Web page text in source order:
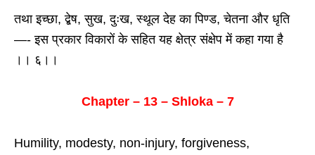
तथा इच्छा, द्बेष, सुख, दुःख, स्थूल देह का पिण्ड, चेतना और धृति
—- इस प्रकार विकारों के सहित यह क्षेत्र संक्षेप में कहा गया है
।। ६।।
Chapter – 13 – Shloka – 7
Humility, modesty, non-injury, forgiveness,